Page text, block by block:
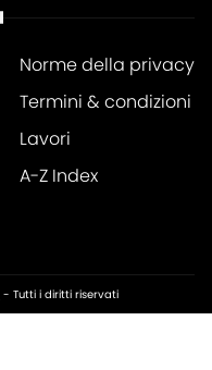
Norme della privacy
Termini & condizioni
Lavori
A-Z Index
- Tutti i diritti riservati